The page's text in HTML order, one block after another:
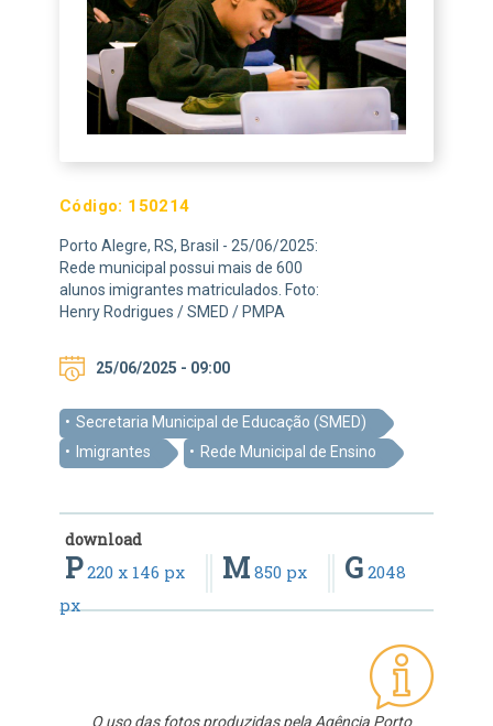
Código: 150214
Porto Alegre, RS, Brasil - 25/06/2025:
Rede municipal possui mais de 600
alunos imigrantes matriculados. Foto:
Henry Rodrigues / SMED / PMPA
25/06/2025 - 09:00
Secretaria Municipal de Educação (SMED)
Imigrantes
Rede Municipal de Ensino
download
P220 x 146 px M 850 px G 2048
px
O uso das fotos produzidas pela Agência Porto